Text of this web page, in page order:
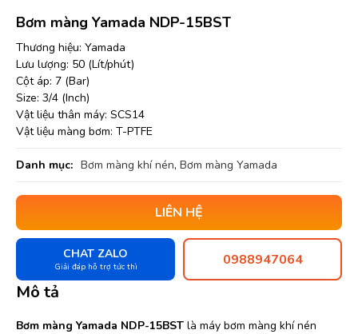
Bơm màng Yamada NDP-15BST
Thương hiệu: Yamada
Lưu lượng: 50 (Lít/phút)
Cột áp: 7 (Bar)
Size: 3/4 (Inch)
Vật liệu thân máy: SCS14
Vật liệu màng bơm: T-PTFE
Danh mục: Bơm màng khí nén, Bơm màng Yamada
LIÊN HỆ
CHAT ZALO
Giải đáp hỗ trợ tức thì 0988947064
Mô tả
Bơm màng Yamada NDP-15BST là máy bơm màng khí nén